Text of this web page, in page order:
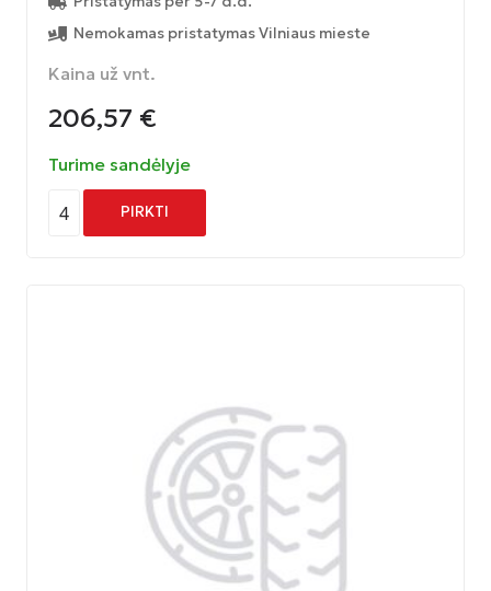
Nemokamas pristatymas Vilniaus mieste
Kaina už vnt.
206,57 €
Turime sandėlyje
4 PIRKTI